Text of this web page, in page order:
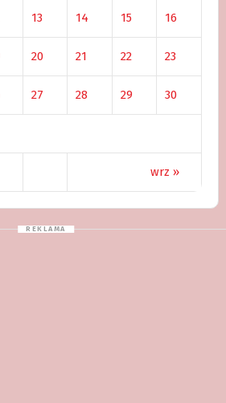
wrz »
13 14 15 16
20 21 22 23
27 28 29 30